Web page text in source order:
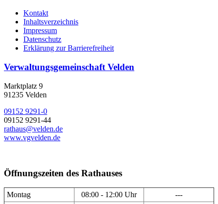
Kontakt
Inhaltsverzeichnis
Impressum
Datenschutz
Erklärung zur Barrierefreiheit
Verwaltungsgemeinschaft Velden
Marktplatz 9
91235 Velden
09152 9291-0
09152 9291-44
rathaus@velden.de
www.vgvelden.de
Öffnungszeiten des Rathauses
Montag 08:00 - 12:00 Uhr
---